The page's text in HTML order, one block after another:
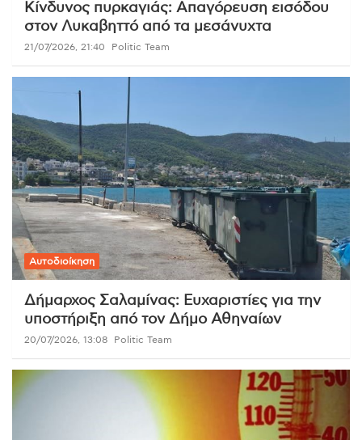
Κίνδυνος πυρκαγιάς: Απαγόρευση εισόδου
στον Λυκαβηττό από τα μεσάνυχτα
21/07/2026, 21:40 Politic Team
Αυτοδιοίκηση
Δήμαρχος Σαλαμίνας: Ευχαριστίες για την
υποστήριξη από τον Δήμο Αθηναίων
20/07/2026, 13:08 Politic Team